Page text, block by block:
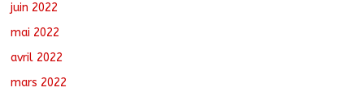
juin 2022
mai 2022
avril 2022
mars 2022